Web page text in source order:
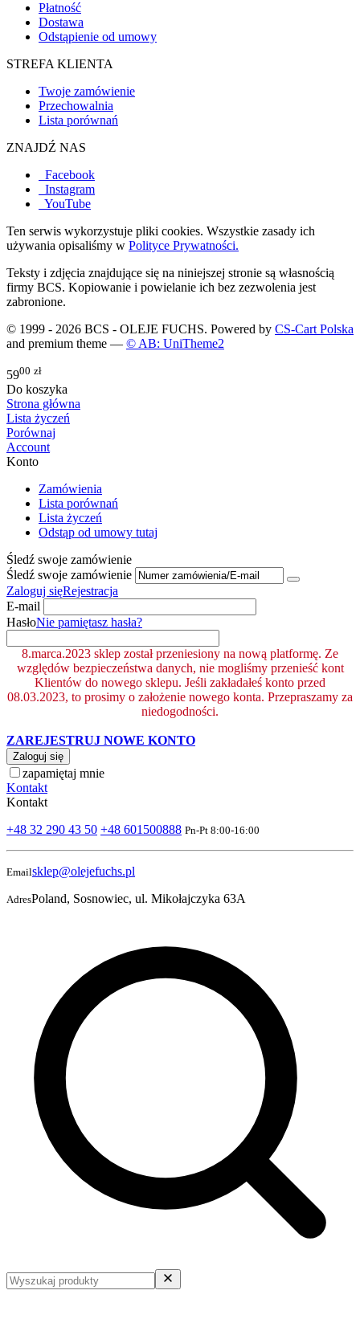
Płatność
Dostawa
Odstąpienie od umowy
STREFA KLIENTA
Twoje zamówienie
Przechowalnia
Lista porównań
ZNAJDŹ NAS
Facebook
Instagram
YouTube
Ten serwis wykorzystuje pliki cookies. Wszystkie zasady ich
używania opisaliśmy w Polityce Prywatności.
Teksty i zdjęcia znajdujące się na niniejszej stronie są własnością
firmy BCS. Kopiowanie i powielanie ich bez zezwolenia jest
zabronione.
© 1999 - 2026 BCS - OLEJE FUCHS. Powered by CS-Cart Polska
and premium theme — © AB: UniTheme2
5900 zł
Do koszyka
Strona główna
Lista życzeń
Porównaj
Account
Konto
Zamówienia
Lista porównań
Lista życzeń
Odstąp od umowy tutaj
Śledź swoje zamówienie
Śledź swoje zamówienie
Zaloguj sięRejestracja
E-mail
HasłoNie pamiętasz hasła?
8.marca.2023 sklep został przeniesiony na nową platformę. Ze
względów bezpieczeństwa danych, nie mogliśmy przenieść kont
Klientów do nowego sklepu. Jeśli zakładałeś konto przed
08.03.2023, to prosimy o założenie nowego konta. Przepraszamy za
niedogodności.
ZAREJESTRUJ NOWE KONTO
Zaloguj się
zapamiętaj mnie
Kontakt
Kontakt
+48 32 290 43 50 +48 601500888 Pn-Pt 8:00-16:00
Emailsklep@olejefuchs.pl
AdresPoland, Sosnowiec, ul. Mikołajczyka 63A